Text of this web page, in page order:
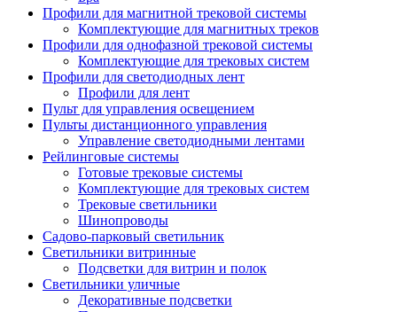
Профили для магнитной трековой системы
Комплектующие для магнитных треков
Профили для однофазной трековой системы
Комплектующие для трековых систем
Профили для светодиодных лент
Профили для лент
Пульт для управления освещением
Пульты дистанционного управления
Управление светодиодными лентами
Рейлинговые системы
Готовые трековые системы
Комплектующие для трековых систем
Трековые светильники
Шинопроводы
Садово-парковый светильник
Светильники витринные
Подсветки для витрин и полок
Светильники уличные
Декоративные подсветки